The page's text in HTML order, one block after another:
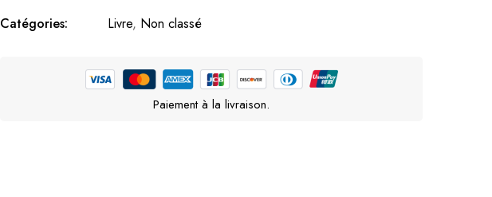
Catégories:
Livre, Non classé
Paiement à la livraison.